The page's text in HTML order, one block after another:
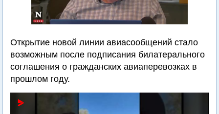
Открытие новой линии авиасообщений стало
возможным после подписания билатерального
соглашения о гражданских авиаперевозках в
прошлом году.